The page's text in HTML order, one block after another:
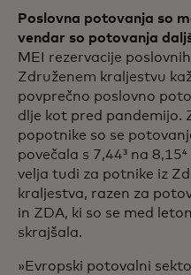
Poslovna potovanja so
vendar so potovanja
MEI rezervacije
Združenem kraljestvu
povprečno poslovno
dlje kot pred pandemijo.
popotnike so se
povečala s 7,44³ na
velja tudi za potnike iz
kraljestva, razen za
in ZDA, ki so se med
skrajšala.
»Evropski potovalni